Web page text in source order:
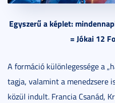
Egyszerű a képlet:
= Jókai 12
A formáció különlegessége a
tagja, valamint a menedzsere
közül indult. Francia Csanád,